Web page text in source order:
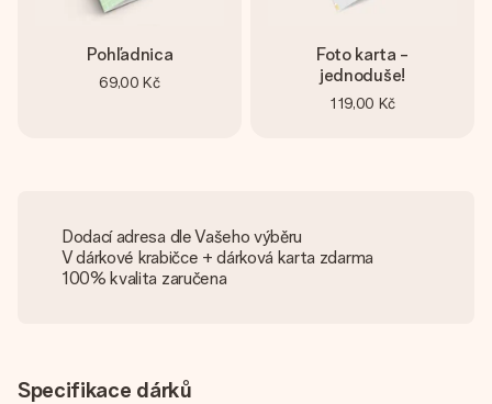
Pohľadnica
69,00 Kč
Foto karta -
jednoduše!
119,00 Kč
Dodací adresa dle Vašeho výběru
V dárkové krabičce + dárková karta zdarma
100% kvalita zaručena
Specifikace dárků